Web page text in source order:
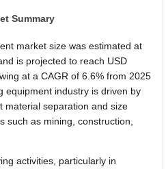
Summary
market size was estimated at
is projected to reach USD
at a CAGR of 6.6% from 2025
equipment industry is driven by
material separation and size
such as mining, construction,
activities, particularly in